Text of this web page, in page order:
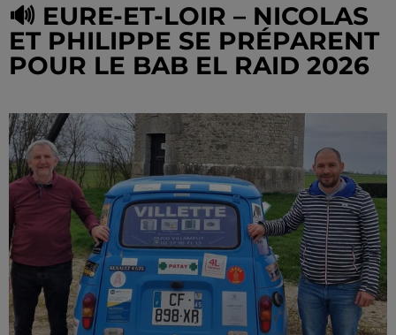
🔊 EURE-ET-LOIR – NICOLAS
ET PHILIPPE SE PRÉPARENT
POUR LE BAB EL RAID 2026